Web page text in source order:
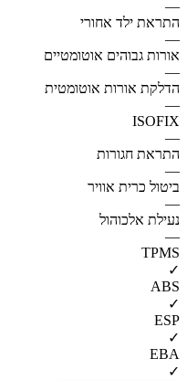
—
התראת ילד אחורי
—
אורות גבוהים אוטומטיים
—
הדלקת אורות אוטומטית
—
ISOFIX
—
התראת חגורות
—
ביטול כרית אוויר
—
נעילת אלכוהול
—
TPMS
✓
ABS
✓
ESP
✓
EBA
✓